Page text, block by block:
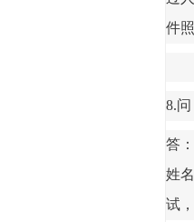
件
8.问
答
姓
试